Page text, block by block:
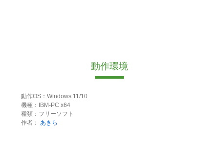
動作環境
動作OS：Windows 11/10
機種：IBM-PC x64
種類：フリーソフト
作者： あきら